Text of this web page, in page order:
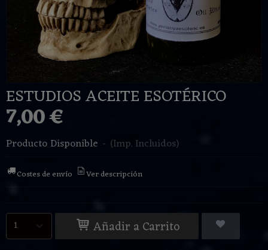
ESTUDIOS ACEITE ESOTÉRICO
7,00 €
Producto Disponible - (Imp. Incluidos)
Costes de envío Ver descripción
Añadir a Carrito